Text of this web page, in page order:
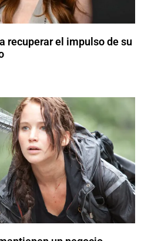
recuperar el impulso de su